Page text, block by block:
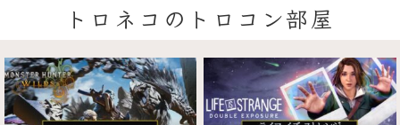
トロネコのトロコン部屋